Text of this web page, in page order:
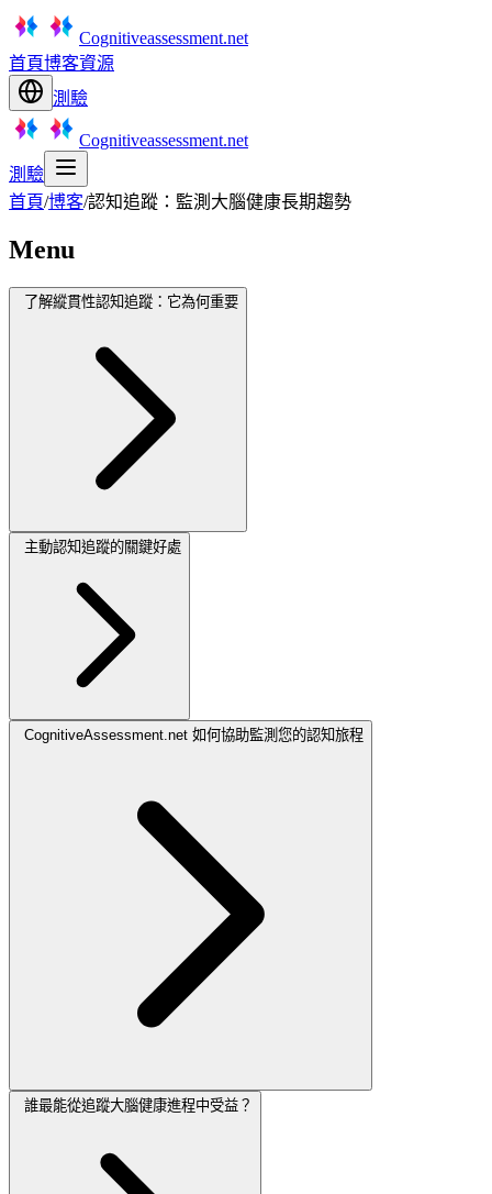
Cognitiveassessment.net
首頁博客資源
測驗
Cognitiveassessment.net
測驗
首頁/博客/認知追蹤：監測大腦健康長期趨勢
Menu
了解縱貫性認知追蹤：它為何重要
主動認知追蹤的關鍵好處
CognitiveAssessment.net 如何協助監測您的認知旅程
誰最能從追蹤大腦健康進程中受益？